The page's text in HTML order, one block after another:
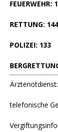
FEUERWEHR:
RETTUNG: 144
POLIZEI: 133
telefonische